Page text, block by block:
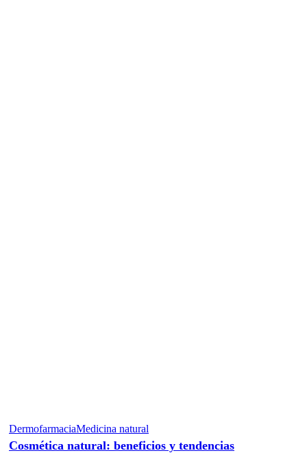
DermofarmaciaMedicina natural
Cosmética natural: beneficios y tendencias